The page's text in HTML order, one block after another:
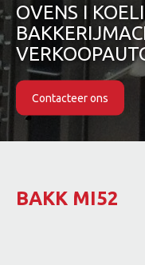
OVENS I
Contacteer ons
BAKK MI52